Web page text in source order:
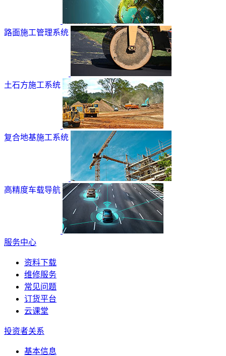
路面施工管理系统
土石方施工系统
复合地基施工系统
高精度车载导航
服务中心
资料下载
维修服务
常见问题
订货平台
云课堂
投资者关系
基本信息